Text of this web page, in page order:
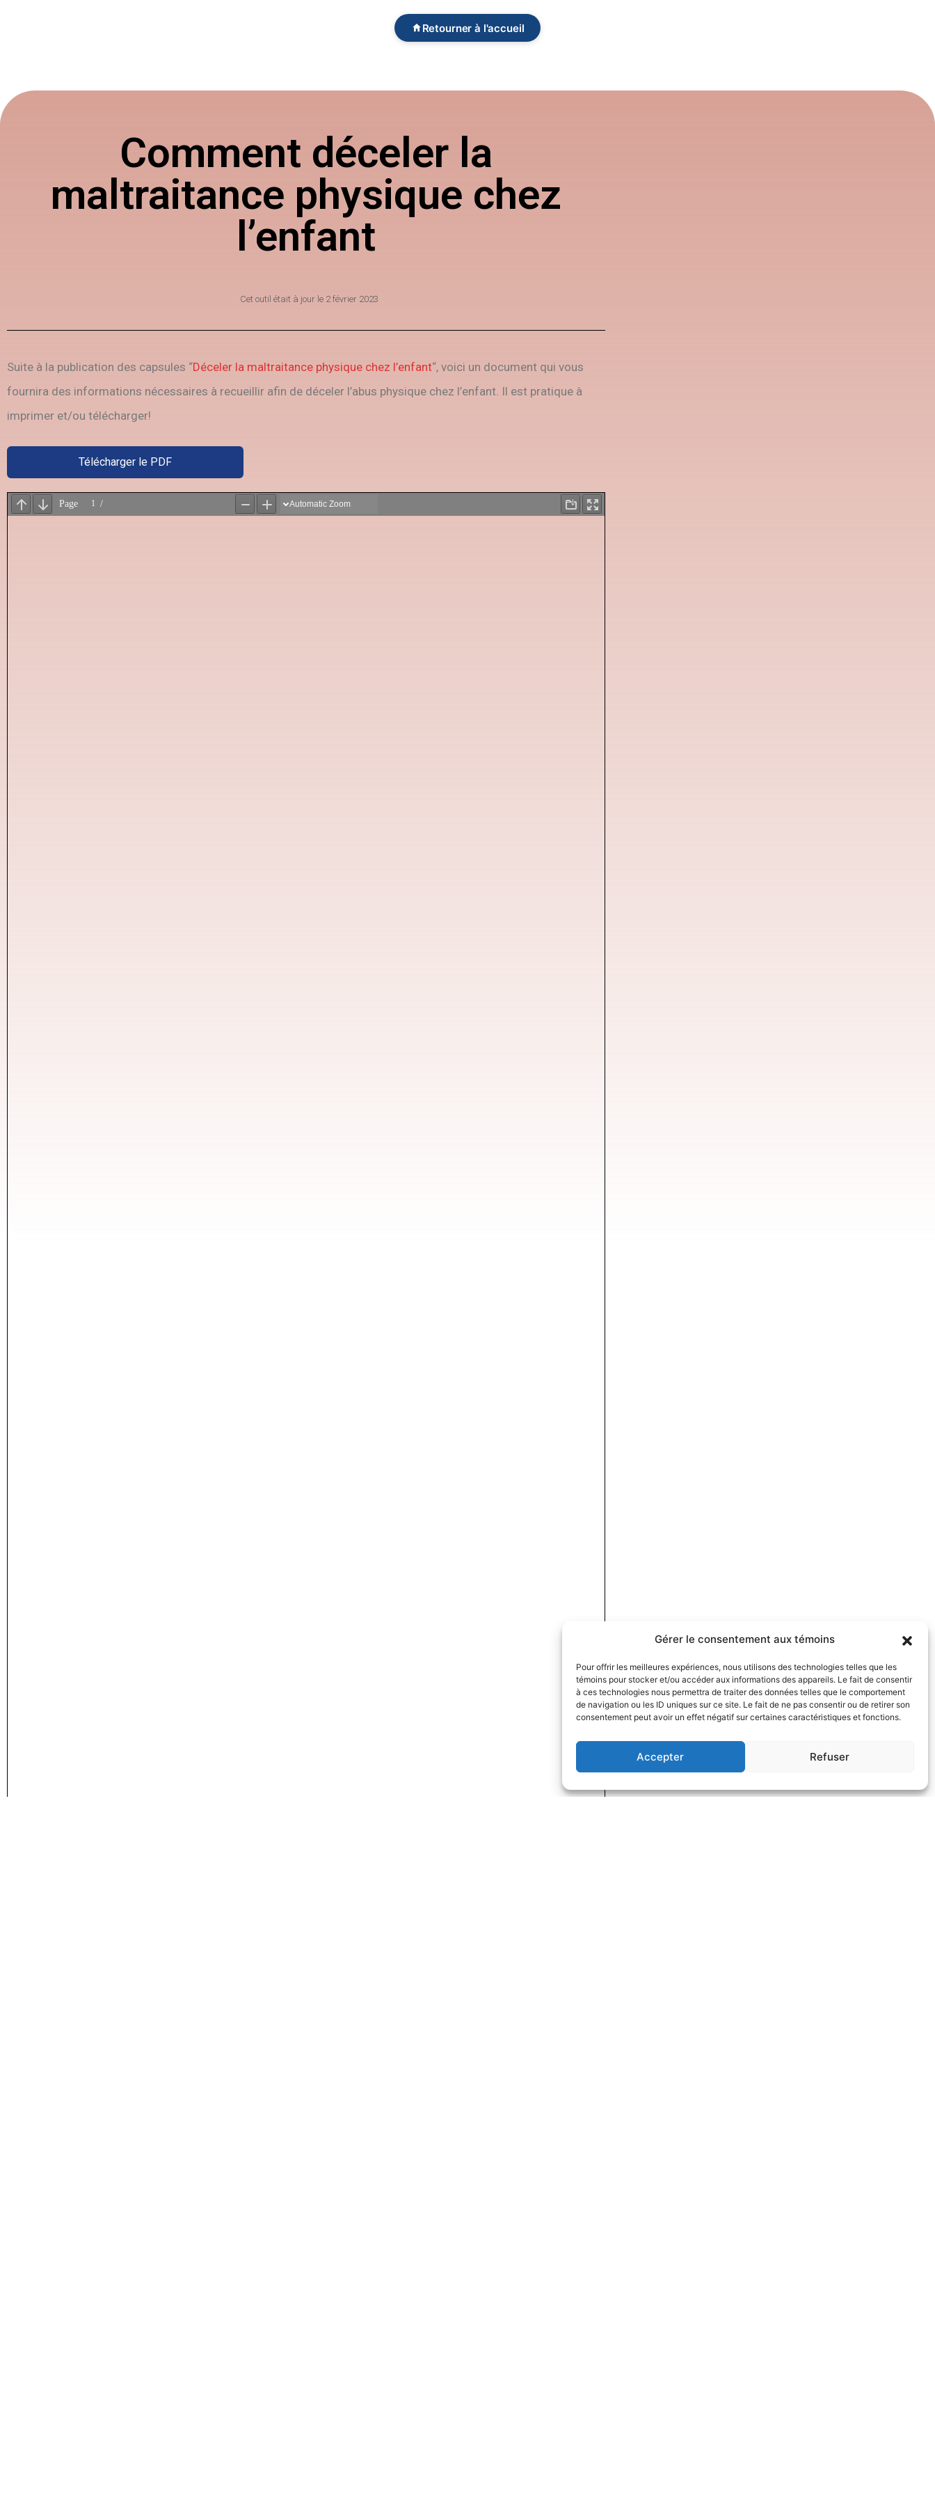
Gérer le consentement aux témoins
Pour offrir les meilleures expériences, nous utilisons des technologies telles que les
témoins pour stocker et/ou accéder aux informations des appareils. Le fait de consentir
à ces technologies nous permettra de traiter des données telles que le comportement
de navigation ou les ID uniques sur ce site. Le fait de ne pas consentir ou de retirer son
consentement peut avoir un effet négatif sur certaines caractéristiques et fonctions.
Accepter Refuser
Retourner à l'accueil
Comment déceler la
maltraitance physique chez
l’enfant
Cet outil était à jour le 2 février 2023
Suite à la publication des capsules “Déceler la maltraitance physique chez l’enfant“, voici un document qui vous
fournira des informations nécessaires à recueillir afin de déceler l’abus physique chez l’enfant. Il est pratique à
imprimer et/ou télécharger!
Télécharger le PDF